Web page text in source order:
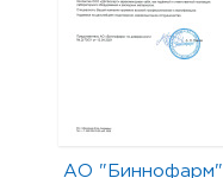
АО "Биннофарм"